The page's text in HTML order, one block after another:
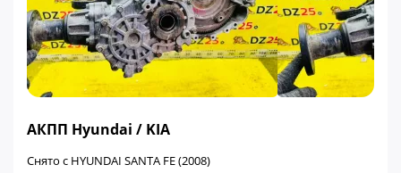
АКПП Hyundai / KIA
Снято с HYUNDAI SANTA FE (2008)